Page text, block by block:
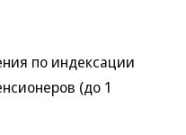
по индексации
(до 1